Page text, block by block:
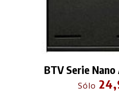
BTV Serie
Sólo